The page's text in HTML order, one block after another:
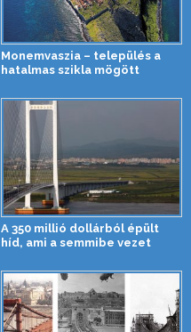
Monemvaszia – település a
hatalmas szikla mögött
A 350 millió dollárból épült
híd, ami a semmibe vezet